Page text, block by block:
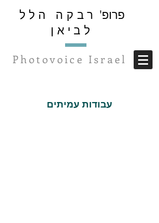
פרופ' רבקה הלל
לביאן
Photovoice Israel
עבודות עמיתים